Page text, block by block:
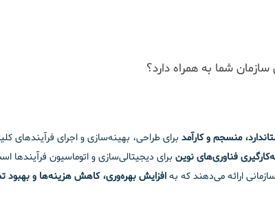
شما به همراه دارد؟
منسجم و کارآمد برای طراحی، بهینه‌سازی و اجرای فرآیندهای
فناوری‌های نوین برای دیجیتالی‌سازی و اتوماسیون فرآیندها
ارائه می‌دهند که بهافزایش بهره‌وری، کاهش هزینه‌ها و بهبود